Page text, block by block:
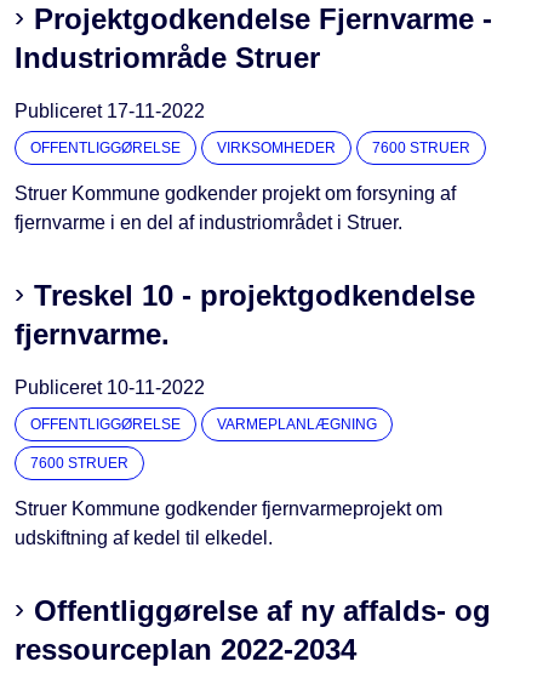
Projektgodkendelse Fjernvarme -
Industriområde Struer
Publiceret 17-11-2022
OFFENTLIGGØRELSE VIRKSOMHEDER 7600 STRUER
Struer Kommune godkender projekt om forsyning af
fjernvarme i en del af industriområdet i Struer.
Treskel 10 - projektgodkendelse
fjernvarme.
Publiceret 10-11-2022
OFFENTLIGGØRELSE VARMEPLANLÆGNING
7600 STRUER
Struer Kommune godkender fjernvarmeprojekt om
udskiftning af kedel til elkedel.
Offentliggørelse af ny affalds- og
ressourceplan 2022-2034